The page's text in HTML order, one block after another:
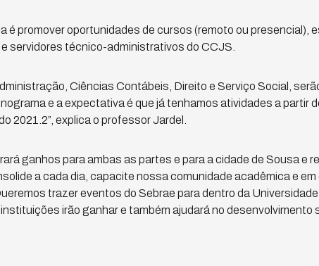
é promover oportunidades de cursos (remoto ou presencial),
servidores técnico-administrativos do CCJS.
Ciências Contábeis, Direito e Serviço Social,
e a expectativa é que já tenhamos atividades a partir
2021.2”, explica o professor Jardel.
ganhos para ambas as partes e para a cidade de Sousa e
a cada dia, capacite nossa comunidade acadêmica e
trazer eventos do Sebrae para dentro da
irão ganhar e também ajudará no desenvolvimento